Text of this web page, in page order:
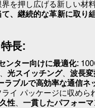
界を押し広げる新しい材
、継続的な革新に取り
長:
ンター向けに最適化:
、光スイッチング、波長
ラブルで高効率な通信ネ
ライ パッケージに収めら
性、一貫したパフォーマ